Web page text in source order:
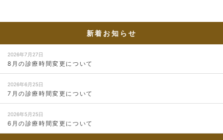
新着お知らせ
2026年7月27日
8月の診療時間変更について
2026年6月25日
7月の診療時間変更について
2026年5月25日
6月の診療時間変更について